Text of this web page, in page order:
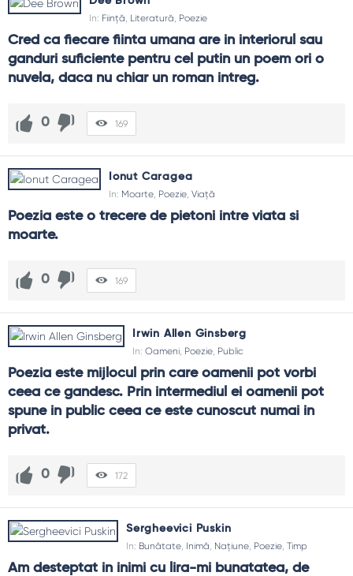
In: Ființă Literatură Poezie
Cred ca fiecare fiinta umana are in interiorul sau
ganduri suficiente pentru cel putin un poem ori o
nuvela, daca nu chiar un roman intreg.
0 169
Ionut Caragea
In: Moarte Poezie Viață
Poezia este o trecere de pietoni intre viata si
moarte.
0 169
Irwin Allen Ginsberg
In: Oameni Poezie Public
Poezia este mijlocul prin care oamenii pot vorbi
ceea ce gandesc. Prin intermediul ei oamenii pot
spune in public ceea ce este cunoscut numai in
privat.
0 172
Sergheevici Puskin
In: Bunătate Inimă Națiune Poezie Timp
Am desteptat in inimi cu lira-mi bunatatea, de